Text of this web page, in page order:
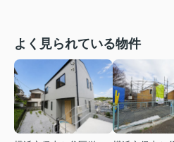
よく見られている物件